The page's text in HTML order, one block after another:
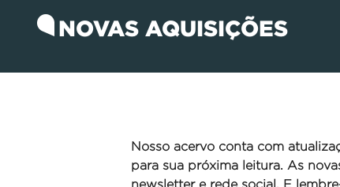
NOVAS AQUISIÇÕES
Nosso acervo conta com
para sua próxima leitura. As